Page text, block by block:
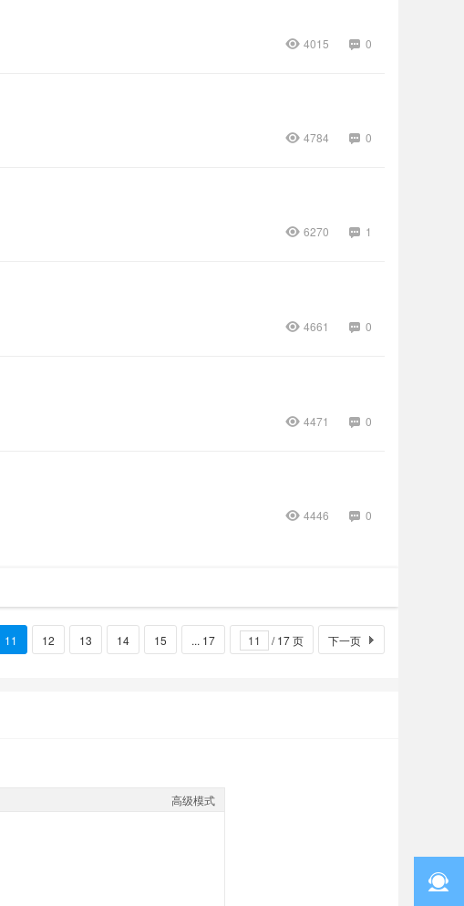
0
4015
0
4784
1
6270
0
4661
0
4471
0
4446
11 12 13 14 15 ... 17 / 17 页 下一页
高级模式